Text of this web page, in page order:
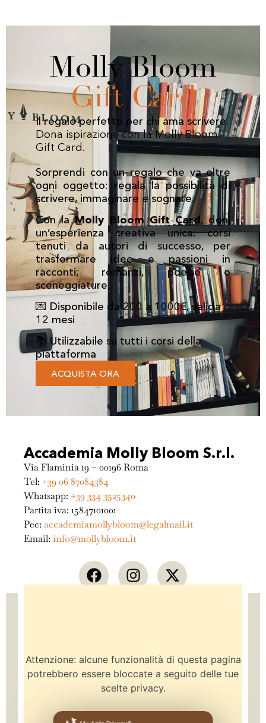
Molly Bloom
Gift Card
Il regalo perfetto per chi ama scrivere.
Dona ispirazione con la Molly Bloom
Gift Card.
Sorprendi con un regalo che va oltre
ogni oggetto: regala la possibilità di
scrivere, immaginare e sognare.
Con laMolly Bloom Gift Card, doni
un’esperienza creativa unica: corsi
tenuti da autori di successo, per
trasformare idee e passioni in
racconti, romanzi, poesie o
sceneggiature.
💌 Disponibile da 200 a 1000€, valida
12 mesi
📚 Utilizzabile su tutti i corsi della
piattaforma
ACQUISTA ORA
Accademia Molly Bloom S.r.l.
Via Flaminia 19 – 00196 Roma
Tel: +39 06 87084384
Whatsapp: +39 334 3525340
Partita iva: 15847101001
Pec: accademiamollybloom@legalmail.it
Email: info@mollybloom.it
Attenzione: alcune funzionalità di questa pagina
potrebbero essere bloccate a seguito delle tue
scelte privacy.